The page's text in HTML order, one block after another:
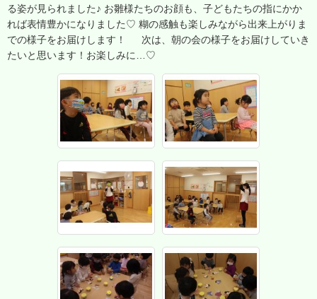
る姿が見られました♪ お雛様たちのお顔も、子どもたちの指にかか
れば表情豊かになりました♡ 糊の感触も楽しみながら出来上がりま
での様子をお届けします！ 次は、朝の会の様子をお届けしていき
たいと思います！お楽しみに…♡